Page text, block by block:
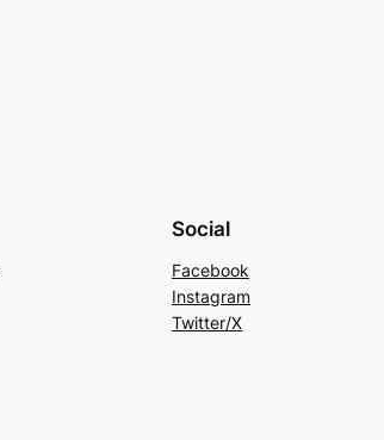
Social
Facebook
Instagram
Twitter/X